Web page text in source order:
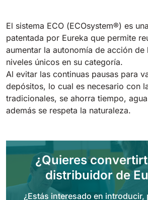
550 mm 2200
E51
530 mm 2280
E61
E71
710 mm 3195
Rider 1201
1200 mm 10200
Rider Lift
1200 mm 7865
Xtrema
1400 mm 12600
El sistema ECO (ECOsystem®) es
patentada por Eureka que permite
aumentar la autonomía de acción de
niveles únicos en su categoría.
Al evitar las continuas pausas para
depósitos, lo cual es necesario con
tradicionales, se ahorra tiempo,
además se respeta la naturaleza.
¿Quieres
distribuidor de
¿Estás interesado en introducir,